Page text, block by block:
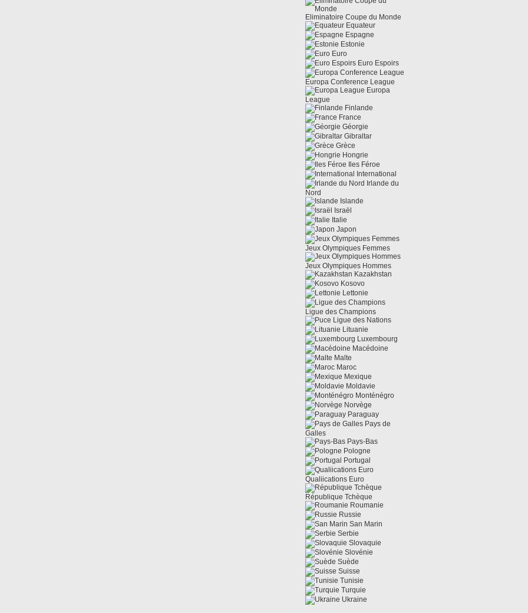
Eliminatoire Coupe du Monde
Equateur
Espagne
Estonie
Euro
Euro Espoirs
Europa Conference League
Europa
League
Finlande
France
Géorgie
Gibraltar
Grèce
Hongrie
Iles Féroe
International
Irlande du
Nord
Islande
Israël
Italie
Japon
Jeux Olympiques Femmes
Jeux Olympiques Hommes
Kazakhstan
Kosovo
Lettonie
Ligue des Champions
Ligue des Nations
Lituanie
Luxembourg
Macédoine
Malte
Maroc
Mexique
Moldavie
Monténégro
Norvège
Paraguay
Pays de
Galles
Pays-Bas
Pologne
Portugal
Qualiications Euro
République Tchèque
Roumanie
Russie
San Marin
Serbie
Slovaquie
Slovénie
Suède
Suisse
Tunisie
Turquie
Ukraine